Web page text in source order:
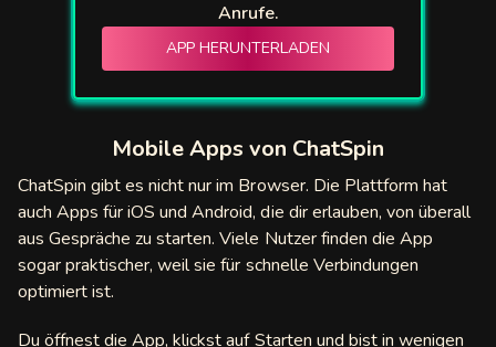
Anrufe.
APP HERUNTERLADEN
Mobile Apps von ChatSpin
ChatSpin gibt es nicht nur im Browser. Die Plattform hat
auch Apps für iOS und Android, die dir erlauben, von überall
aus Gespräche zu starten. Viele Nutzer finden die App
sogar praktischer, weil sie für schnelle Verbindungen
optimiert ist.
Du öffnest die App, klickst auf Starten und bist in wenigen